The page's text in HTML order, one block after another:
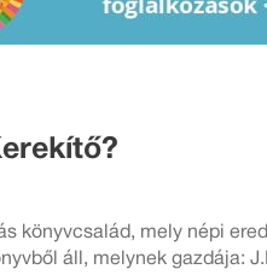
könyvcsalád, mely népi
áll, melynek gazdája: